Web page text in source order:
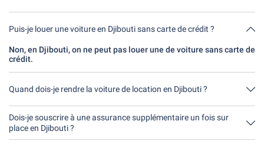
Puis-je louer une voiture en Djibouti sans carte de crédit ?
Non, en Djibouti, on ne peut pas louer une de voiture sans carte de
crédit.
Quand dois-je rendre la voiture de location en Djibouti ?
En principe, tu peux rendre la voiture de location à n'importe quel
moment de la journée. Il est seulement important que tu ne
rendes pas la voiture de location plus tard que le délai indiqué
lors de la réservation.
Dois-je souscrire à une assurance supplémentaire un fois sur
place en Djibouti ?
Réserve de préférence l'assurance casco complète sans franchise